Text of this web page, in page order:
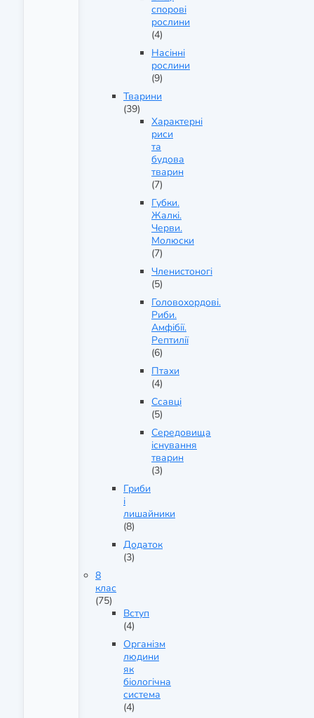
спорові
рослини
(4)
Насінні
рослини
(9)
Тварини
(39)
Характерні
риси
та
будова
тварин
(7)
Губки.
Жалкі.
Черви.
Молюски
(7)
Членистоногі
(5)
Головохордові.
Риби.
Амфібії.
Рептилії
(6)
Птахи
(4)
Ссавці
(5)
Середовища
існування
тварин
(3)
Гриби
і
лишайники
(8)
Додаток
(3)
8
клас
(75)
Вступ
(4)
Організм
людини
як
біологічна
система
(4)